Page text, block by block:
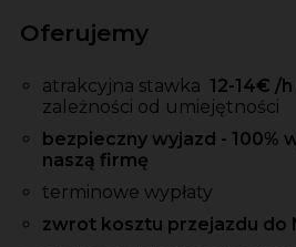
Oferujemy
atrakcyjna stawka 12-14€ /h
zależności od umiejętności
bezpieczny wyjazd - 100%
naszą firmę
terminowe wypłaty
zwrot kosztu przejazdu do